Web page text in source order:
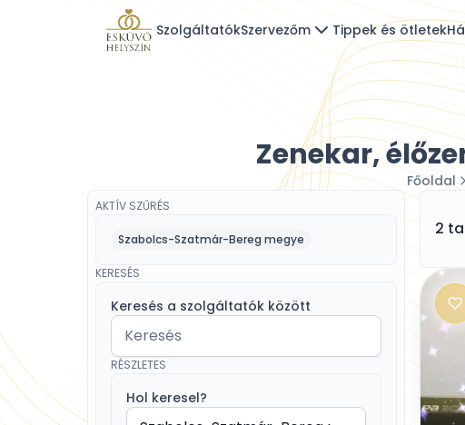
SzolgáltatókSzervezőm Tippek és ötletek
Zenekar,
Főoldal
AKTÍV SZŰRÉS
Szabolcs-Szatmár-Bereg megye
KERESÉS
Keresés a szolgáltatók között
RÉSZLETES
Hol keresel?
2